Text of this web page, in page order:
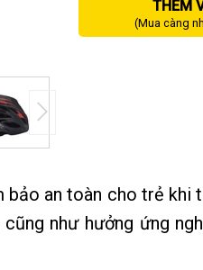
THÊM
(Mua càng
an toàn cho trẻ khi
như hưởng ứng